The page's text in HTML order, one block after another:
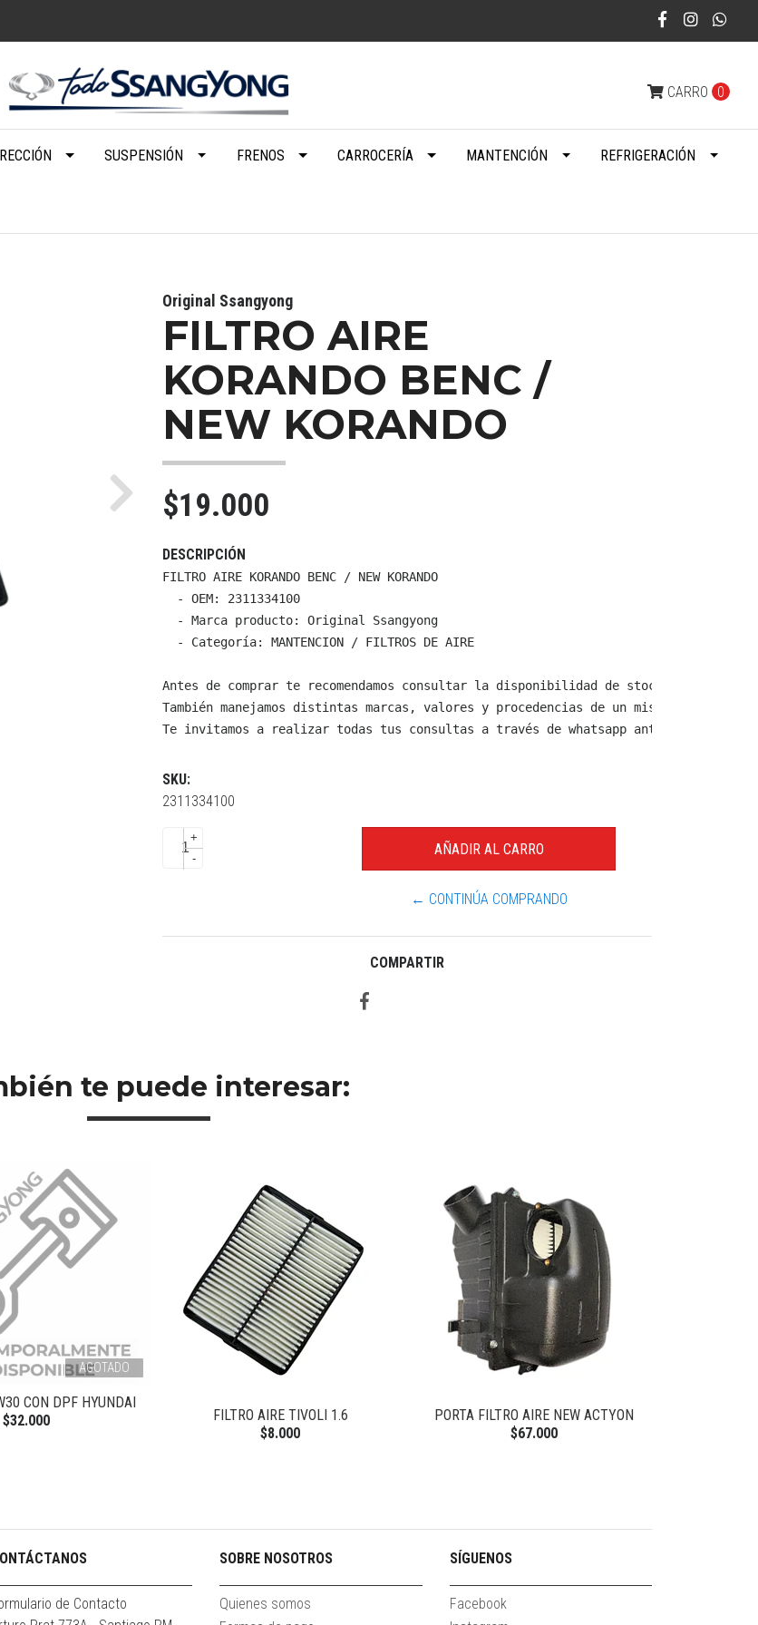
CARRO 0
SUSPENSIÓN FRENOS CARROCERÍA MANTENCIÓN REFRIGERACIÓN
Next
Original Ssangyong
FILTRO AIRE
KORANDO BENC /
NEW KORANDO
$19.000
DESCRIPCIÓN
FILTRO AIRE KORANDO BENC / NEW KORANDO
  - OEM: 2311334100
  - Marca producto: Original Ssangyong
  - Categoría: MANTENCION / FILTROS DE AIRE
Antes de comprar te recomendamos consultar la disponibilidad de stock y
También manejamos distintas marcas, valores y procedencias de un mismo producto.
Te invitamos a realizar todas tus consultas a través de whatsapp antes de
SKU:
2311334100
+
-
← CONTINÚA COMPRANDO
COMPARTIR
te puede interesar:
AGOTADO
CON DPF HYUNDAI
$32.000
FILTRO AIRE TIVOLI 1.6
$8.000
PORTA FILTRO AIRE NEW ACTYON
$67.000
de Contacto
SOBRE NOSOTROS
Quienes somos
SÍGUENOS
Facebook